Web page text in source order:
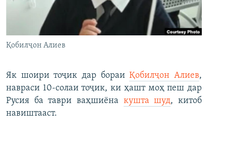
Қобилҷон Алиев
Як шоири тоҷик дар бораиҚобилҷон Алиев,
навраси 10-солаи тоҷик, ки ҳашт моҳ пеш дар
Русия ба таври ваҳшиёна кушта шуд, китоб
навиштааст.